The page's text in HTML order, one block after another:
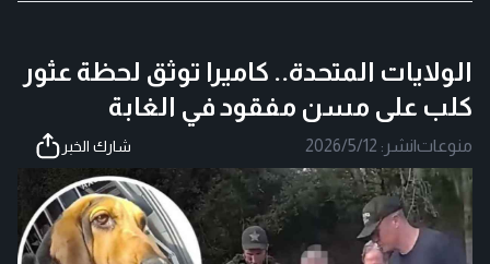
الولايات المتحدة.. كاميرا توثق لحظة عثور
كلب على مسن مفقود في الغابة
منوعات|نشر: 2026/5/12 شارك الخبر